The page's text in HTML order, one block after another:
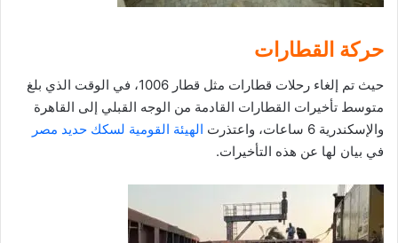
حركة القطارات
حيث تم إلغاء رحلات قطارات مثل قطار 1006، في الوقت الذي بلغ
متوسط تأخيرات القطارات القادمة من الوجه القبلي إلى القاهرة
والإسكندرية 6 ساعات، واعتذرت
الهيئة القومية لسكك حديد مصر
في بيان لها عن هذه التأخيرات.